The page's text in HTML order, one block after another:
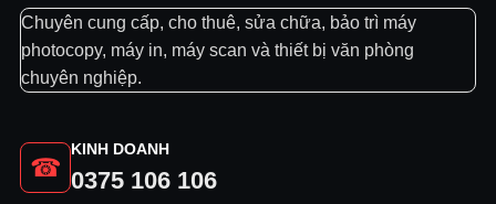
Chuyên cung cấp, cho thuê, sửa chữa, bảo trì máy
photocopy, máy in, máy scan và thiết bị văn phòng
chuyên nghiệp.
☎
KINH DOANH
0375 106 106